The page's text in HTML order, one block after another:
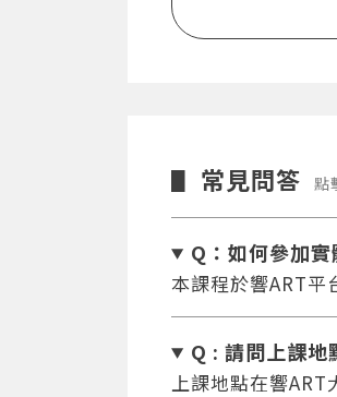
▋ 常見問答 點
Q：如何參加實
本課程於響ART平
Q : 請問上課地
上課地點在響